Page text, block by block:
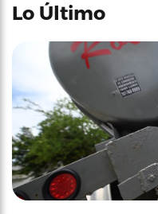
Lo Último